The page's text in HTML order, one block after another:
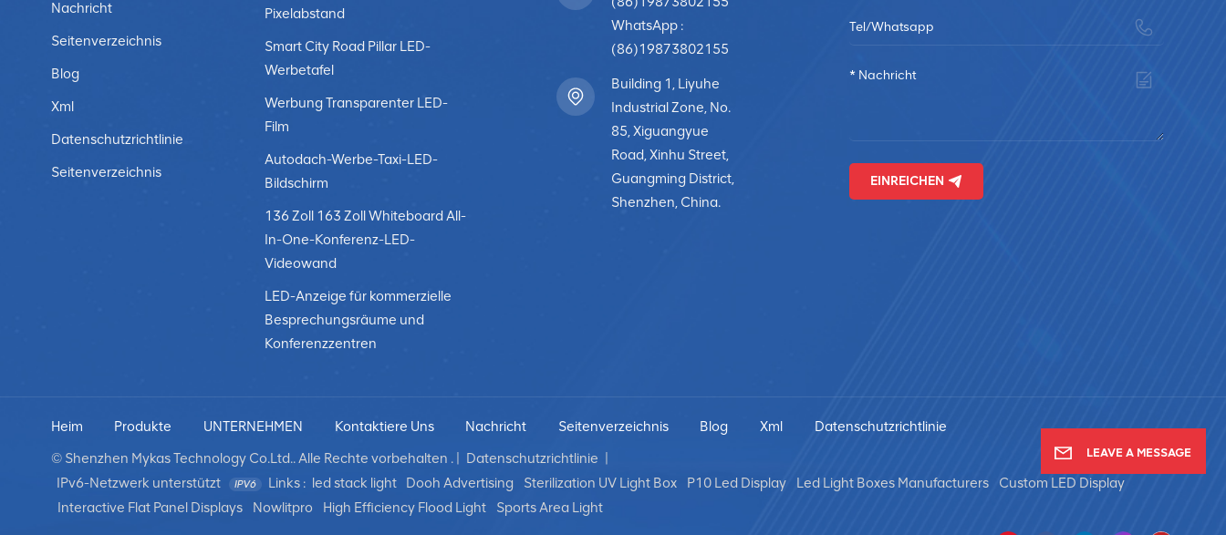
Nachricht
Seitenverzeichnis
Blog
Xml
Datenschutzrichtlinie
Seitenverzeichnis
Pixelabstand
Smart City Road Pillar LED-
Werbetafel
Werbung Transparenter LED-
Film
Autodach-Werbe-Taxi-LED-
Bildschirm
136 Zoll 163 Zoll Whiteboard All-
In-One-Konferenz-LED-
Videowand
LED-Anzeige für kommerzielle
Besprechungsräume und
Konferenzzentren
WhatsApp :
(86)19873802155
Building 1, Liyuhe
Industrial Zone, No.
85, Xiguangyue
Road, Xinhu Street,
Guangming District,
Shenzhen, China.
EINREICHEN
Heim Produkte UNTERNEHMEN Kontaktiere Uns Nachricht Seitenverzeichnis Blog Xml
Datenschutzrichtlinie
© Shenzhen Mykas Technology Co.Ltd.. Alle Rechte vorbehalten . |
Datenschutzrichtlinie
IPv6-Netzwerk unterstützt
Links : led stack light Dooh Advertising Sterilization UV Light Box P10 Led Display Led Light Boxes Manufacturers
Custom LED Display
Interactive Flat Panel Displays
Nowlitpro High Efficiency Flood Light Sports Area Light
LEAVE A MESSAGE